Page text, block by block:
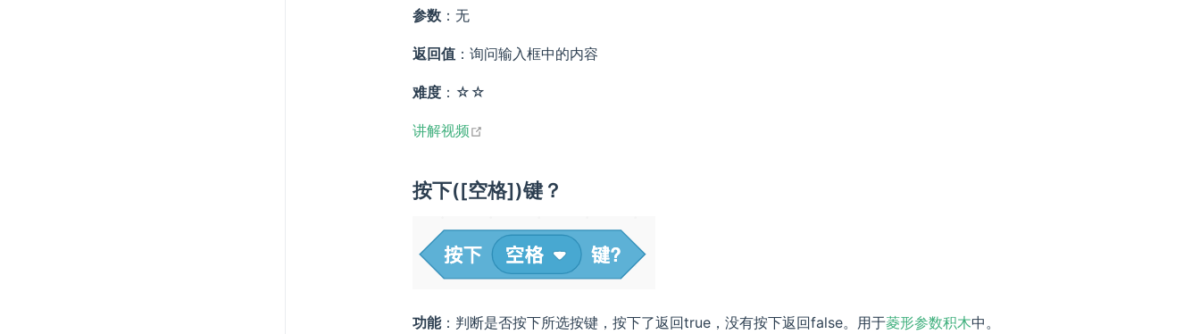
参数 ：无
返回值 ：询问输入框中的内容
难度 ：☆☆
讲解视频
按下([空格])键？
功能：判断是否按下所选按键，按下了返回true，没有按下返回false。用于菱形参数积木中。